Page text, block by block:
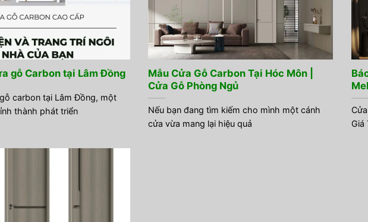
gỗ Carbon tại Lâm Đồng
carbon tại Lâm Đồng, một
thành phát triển
Mẫu Cửa Gỗ Carbon Tại Hóc Môn |
Cửa Gỗ Phòng Ngủ
Nếu bạn đang tìm kiếm cho mình một cánh
cửa vừa mang lại hiệu quả
Giá